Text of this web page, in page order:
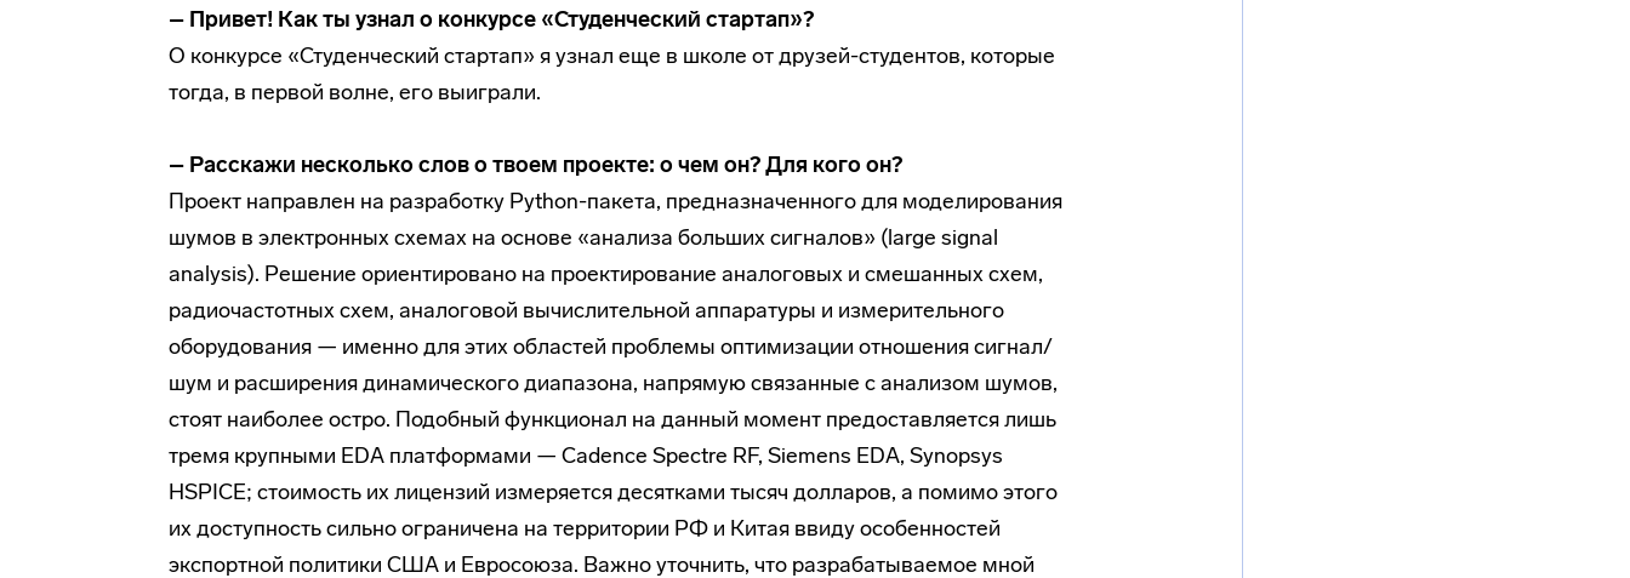
– Привет! Как ты узнал о конкурсе «Студенческий стартап»?
О конкурсе «Студенческий стартап» я узнал еще в школе от друзей-студентов, которые
тогда, в первой волне, его выиграли.
– Расскажи несколько слов о твоем проекте: о чем он? Для кого он?
Проект направлен на разработку Python-пакета, предназначенного для моделирования
шумов в электронных схемах на основе «анализа больших сигналов» (large signal
analysis). Решение ориентировано на проектирование аналоговых и смешанных схем,
радиочастотных схем, аналоговой вычислительной аппаратуры и измерительного
оборудования — именно для этих областей проблемы оптимизации отношения сигнал/
шум и расширения динамического диапазона, напрямую связанные с анализом шумов,
стоят наиболее остро. Подобный функционал на данный момент предоставляется лишь
тремя крупными EDA платформами — Cadence Spectre RF, Siemens EDA, Synopsys
HSPICE; стоимость их лицензий измеряется десятками тысяч долларов, а помимо этого
их доступность сильно ограничена на территории РФ и Китая ввиду особенностей
экспортной политики США и Евросоюза. Важно уточнить, что разрабатываемое мной